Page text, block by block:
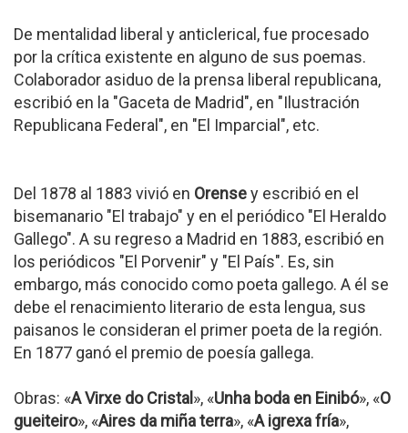
De mentalidad liberal y anticlerical, fue procesado
por la crítica existente en alguno de sus poemas.
Colaborador asiduo de la prensa liberal republicana,
escribió en la "Gaceta de Madrid", en "Ilustración
Republicana Federal", en "El Imparcial", etc.
Del 1878 al 1883 vivió en Orensey escribió en el
bisemanario "El trabajo" y en el periódico "El Heraldo
Gallego". A su regreso a Madrid en 1883, escribió en
los periódicos "El Porvenir" y "El País". Es, sin
embargo, más conocido como poeta gallego. A él se
debe el renacimiento literario de esta lengua, sus
paisanos le consideran el primer poeta de la región.
En 1877 ganó el premio de poesía gallega.
Obras: «A Virxe do Cristal », «Unha boda en Einibó», «O
gueiteiro», «Aires da miña terra», «A igrexa fría»,